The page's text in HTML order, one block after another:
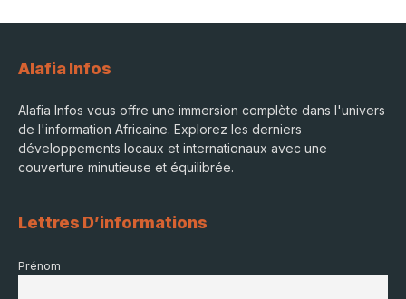
Alafia Infos
Alafia Infos vous offre une immersion complète dans l'univers
de l'information Africaine. Explorez les derniers
développements locaux et internationaux avec une
couverture minutieuse et équilibrée.
Lettres D’informations
Prénom